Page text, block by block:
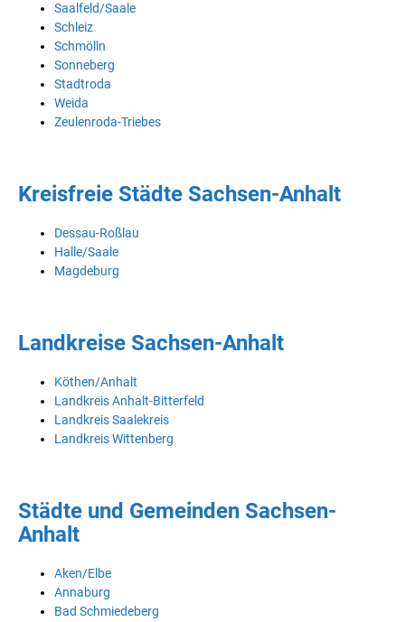
Saalfeld/Saale
Schleiz
Schmölln
Sonneberg
Stadtroda
Weida
Zeulenroda-Triebes
Kreisfreie Städte Sachsen-Anhalt
Dessau-Roßlau
Halle/Saale
Magdeburg
Landkreise Sachsen-Anhalt
Köthen/Anhalt
Landkreis Anhalt-Bitterfeld
Landkreis Saalekreis
Landkreis Wittenberg
Städte und Gemeinden Sachsen-
Anhalt
Aken/Elbe
Annaburg
Bad Schmiedeberg